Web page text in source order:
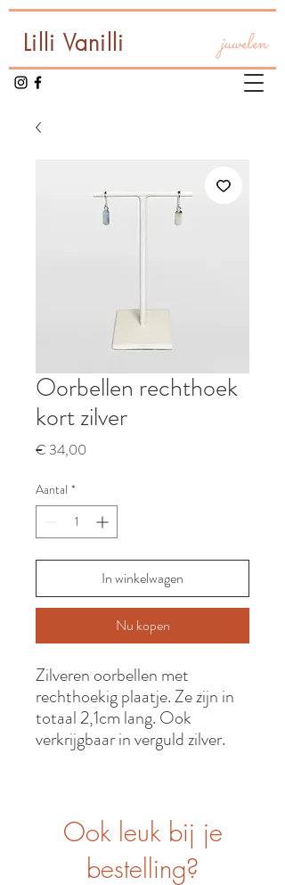
Lilli Vanilli juwelen
Oorbellen rechthoek
kort zilver
€ 34,00
Aantal *
In winkelwagen
Nu kopen
Zilveren oorbellen met
rechthoekig plaatje. Ze zijn in
totaal 2,1cm lang. Ook
verkrijgbaar in verguld zilver.
Ook leuk bij je
bestelling?